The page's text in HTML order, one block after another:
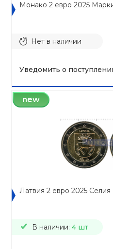
Монако 2 евро 2025
Нет в наличии
Уведомить о
new
Латвия 2 евро 2025 Селия
В наличии: 4 шт